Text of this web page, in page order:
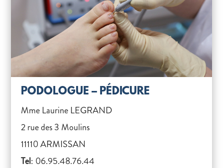
PODOLOGUE – PÉDICURE
Mme Laurine LEGRAND
2 rue des 3 Moulins
11110 ARMISSAN
Tel: 06.95.48.76.44